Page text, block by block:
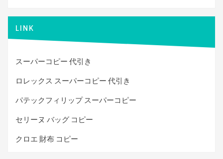
LINK
スーパーコピー 代引き
ロレックス スーパーコピー 代引き
パテックフィリップ スーパーコピー
セリーヌ バッグ コピー
クロエ 財布 コピー